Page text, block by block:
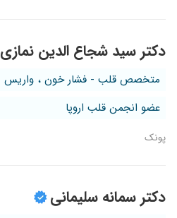
دکتر سید شجاع الدین نمازی
متخصص قلب - فشار خون ، واریس
عضو انجمن قلب اروپا
پونک
دکتر سمانه سلیمانی